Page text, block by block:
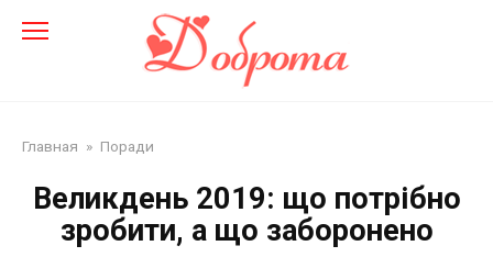
Главная » Поради
Великдень 2019: що потрібно
зробити, а що заборонено